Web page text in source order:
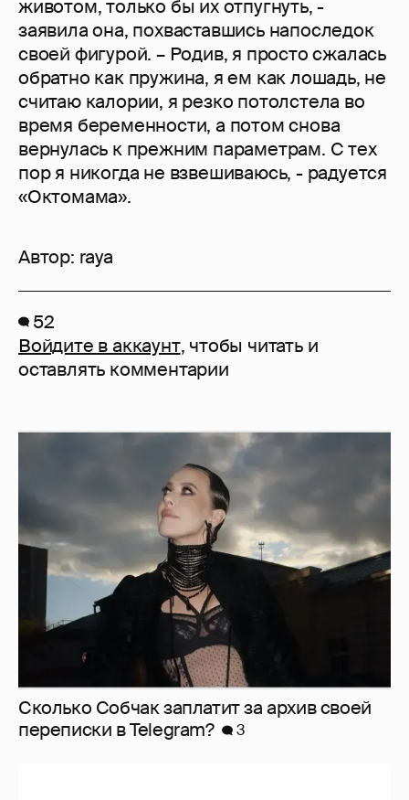
животом, только бы их отпугнуть, -
заявила она, похваставшись напоследок
своей фигурой. – Родив, я просто сжалась
обратно как пружина, я ем как лошадь, не
считаю калории, я резко потолстела во
время беременности, а потом снова
вернулась к прежним параметрам. С тех
пор я никогда не взвешиваюсь, - радуется
«Октомама».
Автор: raya
52
Войдите в аккаунт, чтобы читать и
оставлять комментарии
Сколько Собчак заплатит за архив своей
перeписки в Telegram?
3